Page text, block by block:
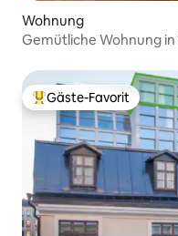
Wohnung
Gemütliche Wohnung
Beliebter Gäste-Favorit.
Gäste-Favorit